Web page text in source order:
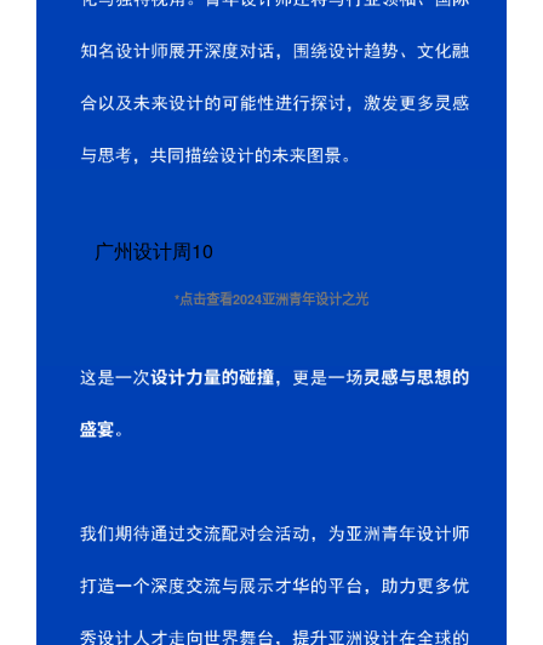
广州设计周10
*点击查看2024亚洲青年设计之光